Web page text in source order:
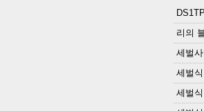
리의
세벌
세벌
세벌